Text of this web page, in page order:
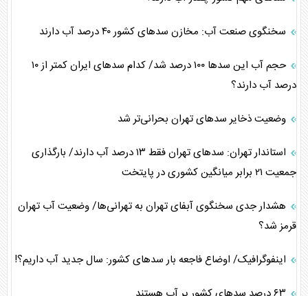
سخنگوی صنعت آب: مخازن سد‌های کشور ۴۰ درصد آب دارند
حجم آب این سد‌ها ۱۰۰ درصد شد/ کدام سد‌های ایران کمتر از ۱۰
درصد آب دارند؟
وضعیت ذخایر سد‌های تهران بحرانی‌تر شد
استاندار تهران: سد‌های تهران فقط ۱۳ درصد آب دارند/ بارگذاری
جمعیت ۲۱ برابر میانگین کشوری در پایتخت
هشدار جدی سخنگوی آبفای تهران به تهرانی‌ها/ وضعیت آب تهران
قرمز شد؟
اینفوگرافیک/ اوضاع فاجعه بار سد‌های کشور: سال جدید آب داریم؟!